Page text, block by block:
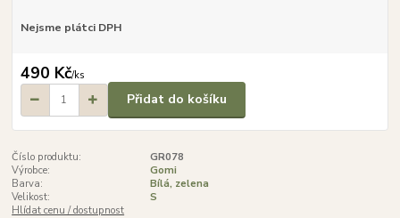
Nejsme plátci DPH
490 Kč/ks
Přidat do košíku
Číslo produktu:
GR078
Výrobce:
Gomi
Barva:
Bílá, zelena
Velikost:
S
Hlídat cenu / dostupnost